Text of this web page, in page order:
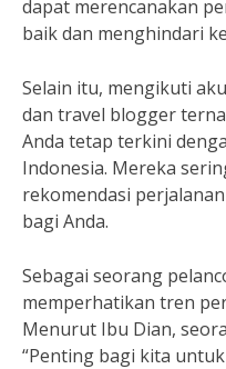
dapat merencanakan
baik dan menghindari
Selain itu, mengikuti
dan travel blogger
Anda tetap terkini
Indonesia. Mereka
rekomendasi
bagi Anda.
Sebagai seorang
memperhatikan tren
Menurut Ibu Dian,
“Penting bagi kita